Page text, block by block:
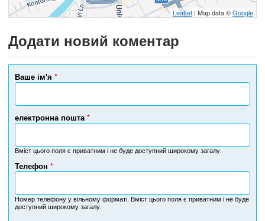
Leaflet | Map data ©Google
Додати новий коментар
Ваше ім'я *
електронна пошта *
Вміст цього поля є приватним і не буде доступний широкому загалу.
Телефон *
Н
м
е
Номер телефону у вільному форматі. Вміст цього поля є приватним і не буде
доступний широкому загалу.